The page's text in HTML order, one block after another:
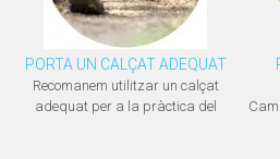
PORTA UN CALÇAT ADEQUAT
Recomanem utilitzar un calçat
adequat per a la pràctica del